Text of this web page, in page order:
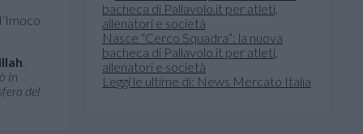
.
in
del
Nasce “Cerco Squadra”: la nuova
bacheca di Pallavolo.it per atleti,
allenatori e società
Leggi le ultime di: News Mercato Italia